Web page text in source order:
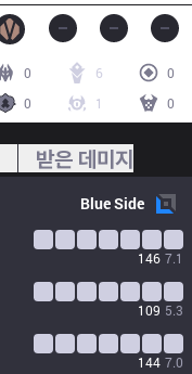
0 6
0
0
1 0
받은 데미지
BlueSide
146 7.1
109 5.3
144 7.0